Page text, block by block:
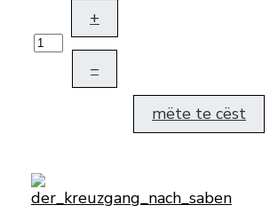
+
–
mëte te cëst